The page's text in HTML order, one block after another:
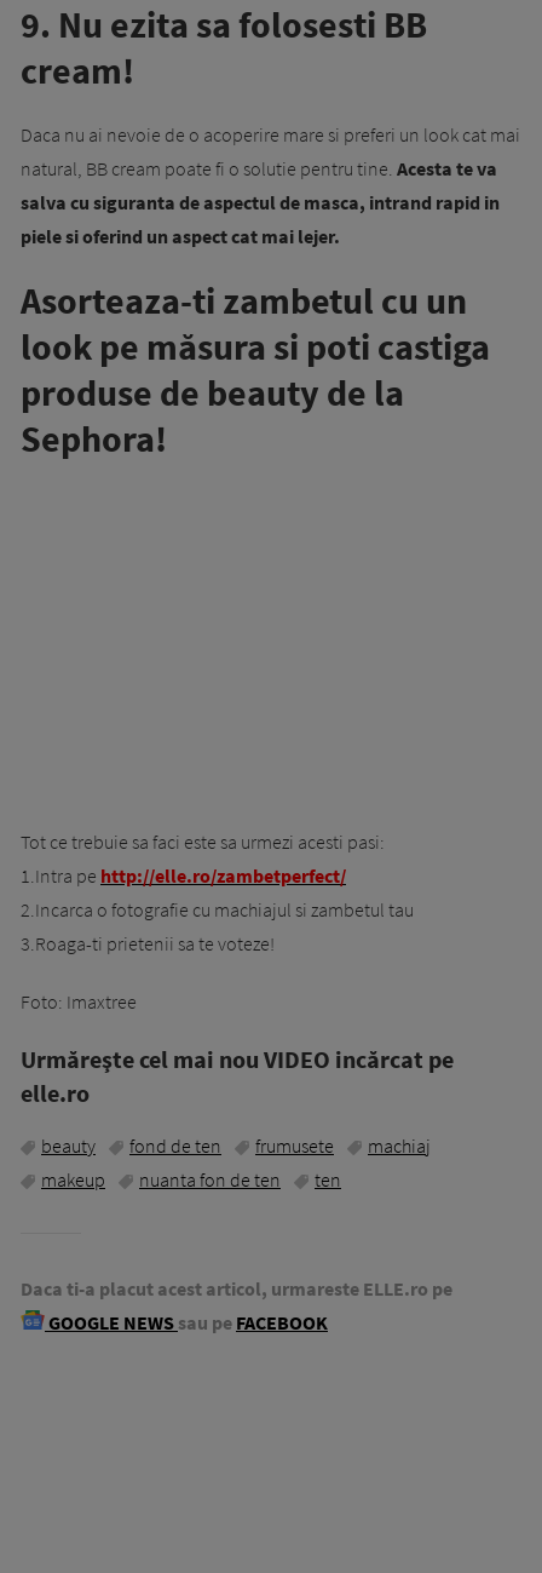
9. Nu ezita sa folosesti BB
cream!
Daca nu ai nevoie de o acoperire mare si preferi un look cat mai
natural, BB cream poate fi o solutie pentru tine. Acesta te va
salva cu siguranta de aspectul de masca, intrand rapid in
piele si oferind un aspect cat mai lejer.
Asorteaza-ti zambetul cu un
look pe măsura si poti castiga
produse de beauty de la
Sephora!
Tot ce trebuie sa faci este sa urmezi acesti pasi:
1.Intra pe http://elle.ro/zambetperfect/
2.Incarca o fotografie cu machiajul si zambetul tau
3.Roaga-ti prietenii sa te voteze!
Foto: Imaxtree
Urmăreşte cel mai nou VIDEO incărcat pe
elle.ro
beauty fond de ten frumusete
machiaj
makeup
nuanta fon de ten ten
Daca ti-a placut acest articol, urmareste ELLE.ro pe
GOOGLE NEWS sau pe FACEBOOK